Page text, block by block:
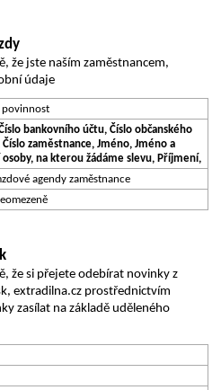
že jste naším zaměstnancem,
údaje
povinnost
bankovního účtu, Číslo občanského
zaměstnance, Jméno, Jméno a
na kterou žádáme slevu, Příjmení,
agendy zaměstnance
že si přejete odebírat novinky z
extradilna.cz prostřednictvím
zasílat na základě uděleného